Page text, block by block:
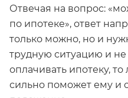
Отвечая на вопрос:
по ипотеке», ответ
только можно, но и
трудную ситуацию и
оплачивать ипотеку,
сильно поможет ему и